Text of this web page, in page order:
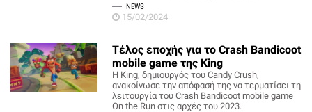
NEWS
15/02/2024
Τέλος εποχής για το Crash Bandicoot
mobile game της King
H King, δημιουργός του Candy Crush,
ανακοίνωσε την απόφασή της να τερματίσει τη
λειτουργία του Crash Bandicoot mobile game
On the Run στις αρχές του 2023.